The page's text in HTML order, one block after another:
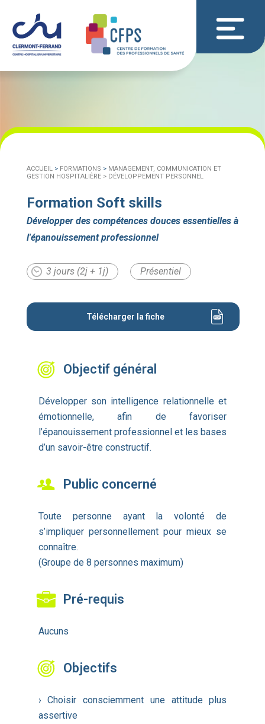
ACCUEIL> FORMATIONS > MANAGEMENT, COMMUNICATION ET
GESTION HOSPITALIÈRE > DÉVELOPPEMENT PERSONNEL
Formation Soft skills
Développer des compétences douces essentielles à
l'épanouissement professionnel
3 jours (2j + 1j) Présentiel
Télécharger la fiche
Objectif général
Développer son intelligence relationnelle et
émotionnelle, afin de favoriser
l’épanouissement professionnel et les bases
d’un savoir-être constructif.
Public concerné
Toute personne ayant la volonté de
s’impliquer personnellement pour mieux se
connaître.
(Groupe de 8 personnes maximum)
Pré-requis
Aucuns
Objectifs
› Choisir consciemment une attitude plus
assertive